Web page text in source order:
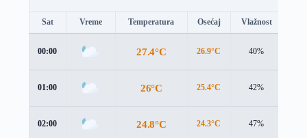
Sat Vreme Temperatura Osećaj Vlažnost
00:00 27.4°C 26.9°C 40%
01:00 26°C 25.4°C 42%
02:00 24.8°C 24.3°C 47%